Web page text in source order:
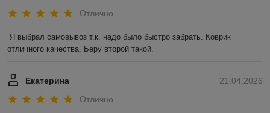
Отлично
Я выбрал самовывоз т.к. надо было быстро забрать. Коврик
отличного качества. Беру второй такой.
21.04.2026
Екатерина
Отлично